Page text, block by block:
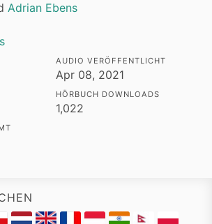
Adrian Ebens
AUDIO VERÖFFENTLICHT
Apr 08, 2021
HÖRBUCH DOWNLOADS
1,022